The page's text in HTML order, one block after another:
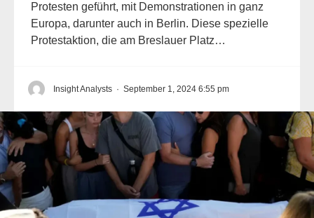
Protesten geführt, mit Demonstrationen in ganz
Europa, darunter auch in Berlin. Diese spezielle
Protestaktion, die am Breslauer Platz…
Insight Analysts · September 1, 2024 6:55 pm